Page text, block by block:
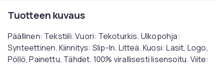
Tuotteen kuvaus
Päällinen: Tekstiili. Vuori: Tekoturkis. Ulkopohja:
Synteettinen. Kiinnitys: Slip-In. Litteä. Kuosi: Lasit, Logo,
Pöllö, Painettu, Tähdet. 100% virallisesti lisensoitu. Viite: